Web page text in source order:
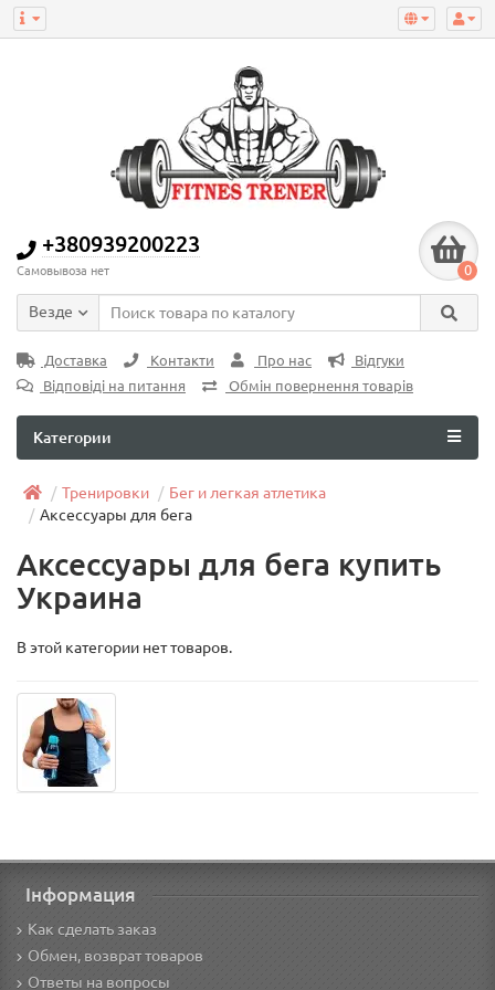
+380939200223
Самовывоза нет 0
Везде
Доставка Контакти Про нас
Відгуки
Відповіді на питання
Обмін повернення товарів
Категории
Тренировки
Бег и легкая атлетика
Аксессуары для бега
Аксессуары для бега купить
Украина
В этой категории нет товаров.
Інформация
Как сделать заказ
Обмен, возврат товаров
Ответы на вопросы